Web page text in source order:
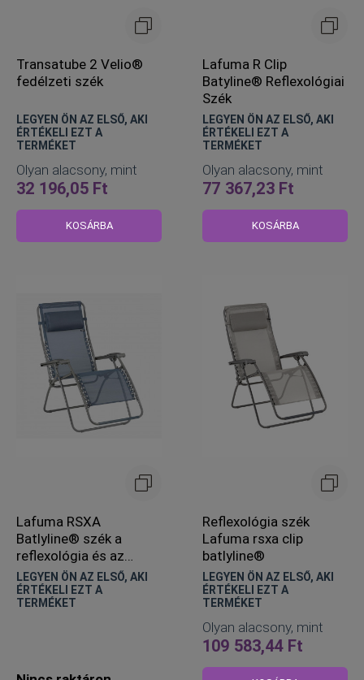
Transatube 2 Velio®
fedélzeti szék
LEGYEN ÖN AZ ELSŐ, AKI
ÉRTÉKELI EZT A
TERMÉKET
Olyan alacsony, mint
32 196,05 Ft
KOSÁRBA
Lafuma R Clip
Batyline® Reflexológiai
Szék
LEGYEN ÖN AZ ELSŐ, AKI
ÉRTÉKELI EZT A
TERMÉKET
Olyan alacsony, mint
77 367,23 Ft
KOSÁRBA
Lafuma RSXA
Batlyline® szék a
reflexológia és az
otthoni kert számára
LEGYEN ÖN AZ ELSŐ, AKI
ÉRTÉKELI EZT A
TERMÉKET
Reflexológia szék
Lafuma rsxa clip
batlyline®
LEGYEN ÖN AZ ELSŐ, AKI
ÉRTÉKELI EZT A
TERMÉKET
Olyan alacsony, mint
109 583,44 Ft